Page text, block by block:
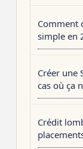
Comment
simple en
Créer une
cas où ça
Crédit